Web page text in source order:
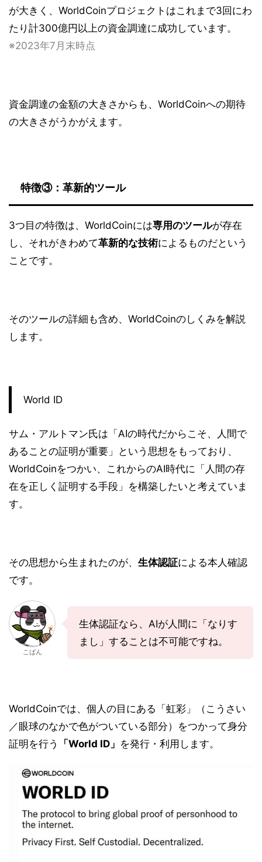
が大きく、WorldCoinプロジェクトはこれまで3回にわ
たり計300億円以上の資金調達に成功しています。
※2023年7月末時点
資金調達の金額の大きさからも、WorldCoinへの期待
の大きさがうかがえます。
特徴③：革新的ツール
3つ目の特徴は、WorldCoinには専用のツールが存在
し、それがきわめて革新的な技術によるものだという
ことです。
そのツールの詳細も含め、WorldCoinのしくみを解説
します。
World ID
サム・アルトマン氏は「AIの時代だからこそ、人間で
あることの証明が重要」という思想をもっており、
WorldCoinをつかい、これからのAI時代に「人間の存
在を正しく証明する手段」を構築したいと考えていま
す。
その思想から生まれたのが、 生体認証による本人確認
です。
こばん
生体認証なら、AIが人間に「なりす
まし」することは不可能ですね。
WorldCoinでは、個人の目にある「虹彩」（こうさい
／眼球のなかで色がついている部分）をつかって身分
証明を行う
「World ID」 を発行・利用します。